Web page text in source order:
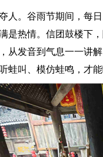
。谷雨节期间，每日
是热情。信团鼓楼下
从发音到气息一一讲
蛙叫、模仿蛙鸣，才